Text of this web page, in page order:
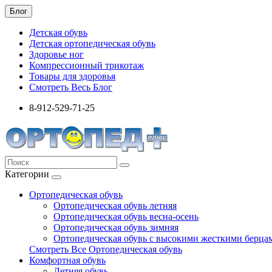
Блог
Детская обувь
Детская ортопедическая обувь
Здоровье ног
Компрессионный трикотаж
Товары для здоровья
Смотреть Весь Блог
8-912-529-71-25
Категории
Ортопедическая обувь
Ортопедическая обувь летняя
Ортопедическая обувь весна-осень
Ортопедическая обувь зимняя
Ортопедическая обувь с высокими жесткими
Смотреть Все Ортопедическая обувь
Комфортная обувь